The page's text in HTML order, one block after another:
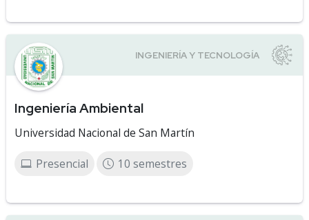
Ingeniería Ambiental
Universidad Nacional de San Martín
Presencial 10 semestres